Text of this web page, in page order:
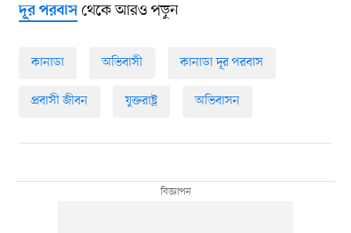
দূর পরবাসথেকে আরও পড়ুন
কানাডা অভিবাসী কানাডা দূর পরবাস
প্রবাসী জীবন যুক্তরাষ্ট্র অভিবাসন